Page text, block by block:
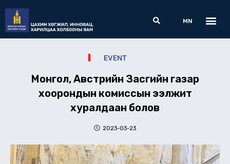
content
Search
MN
EVENT
Монгол, Австрийн Засгийн газар
хоорондын комиссын ээлжит
хуралдаан болов
2023-03-23